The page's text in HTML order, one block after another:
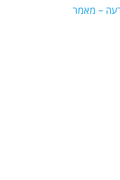
– מאמר